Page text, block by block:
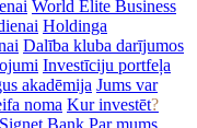
World Elite Business
Holdinga
Dalība kluba darījumos
Investīciju portfeļa
akadēmija Jums var
noma Kur investēt?
Bank Par mums